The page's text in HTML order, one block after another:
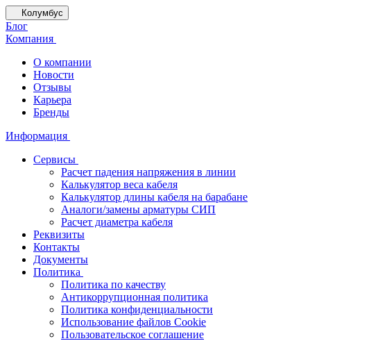
Колумбус
Блог
Компания
О компании
Новости
Отзывы
Карьера
Бренды
Информация
Сервисы
Расчет падения напряжения в линии
Калькулятор веса кабеля
Калькулятор длины кабеля на барабане
Аналоги/замены арматуры СИП
Расчет диаметра кабеля
Реквизиты
Контакты
Документы
Политика
Политика по качеству
Антикоррупционная политика
Политика конфиденциальности
Использование файлов Cookie
Пользовательское соглашение